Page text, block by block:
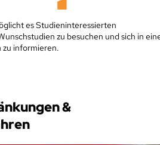
es Studieninteressierten
zu besuchen und sich in
zu informieren.
&